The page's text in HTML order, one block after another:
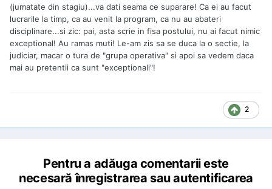
(jumatate din stagiu)...va dati seama ce suparare! Ca ei au facut
lucrarile la timp, ca au venit la program, ca nu au abateri
disciplinare...si zic: pai, asta scrie in fisa postului, nu ai facut nimic
exceptional! Au ramas muti! Le-am zis sa se duca la o sectie, la
judiciar, macar o tura de "grupa operativa" si apoi sa vedem daca
mai au pretentii ca sunt "exceptionali"!
2
Pentru a adăuga comentarii este
necesară înregistrarea sau autentificarea